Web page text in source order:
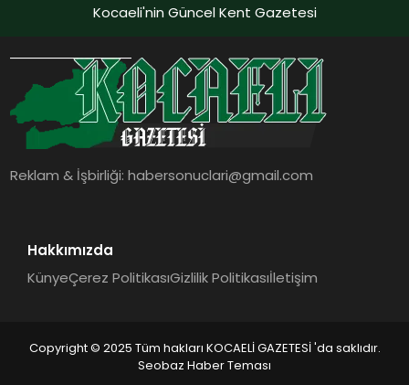
Kocaeli'nin Güncel Kent Gazetesi
Reklam & İşbirliği:habersonuclari@gmail.com
Hakkımızda
KünyeÇerez PolitikasıGizlilik Politikasıİletişim
Copyright © 2025 Tüm hakları KOCAELİ GAZETESİ 'da saklıdır.
Seobaz Haber Teması